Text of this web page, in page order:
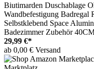
Biutimarden Duschablage
Wandbefestigung Badregal
Selbstklebend Space
Badezimmer Zubehör
29,99 €*
ab 0,00 € Versand